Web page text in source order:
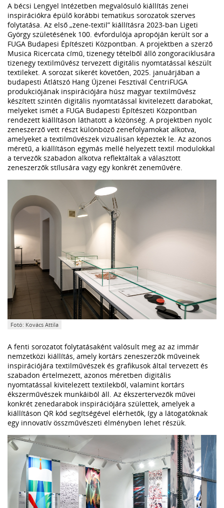
A bécsi Lengyel Intézetben megvalósuló kiállítás zenei
inspirációkra épülő korábbi tematikus sorozatok szerves
folytatása. Az első „zene-textil” kiállításra 2023-ban Ligeti
György születésének 100. évfordulója apropóján került sor a
FUGA Budapesi Építészeti Központban. A projektben a szerző
Musica Ricercata című, tizenegy tételből álló zongoraciklusára
tizenegy textilművész tervezett digitális nyomtatással készült
textileket. A sorozat sikerét követően, 2025. januárjában a
budapesti Átlátszó Hang Újzenei Fesztivál CentriFUGA
produkciójának inspirációjára húsz magyar textilművész
készített szintén digitális nyomtatással kivitelezett darabokat,
melyeket ismét a FUGA Budapesti Építészeti Központban
rendezett kiállításon láthatott a közönség. A projektben nyolc
zeneszerző vett részt különböző zenefolyamokat alkotva,
amelyeket a textilművészek vizuálisan képeztek le. Az azonos
méretű, a kiállításon egymás mellé helyezett textil modulokkal
a tervezők szabadon alkotva reflektáltak a választott
zeneszerzők stílusára vagy egy konkrét zeneművére.
Fotó: Kovács Attila
A fenti sorozatot folytatásaként valósult meg az az immár
nemzetközi kiállítás, amely kortárs zeneszerzők műveinek
inspirációjára textilművészek és grafikusok által tervezett és
szabadon értelmezett, azonos méretben digitális
nyomtatással kivitelezett textilekből, valamint kortárs
ékszerművészek munkáiból áll. Az ékszertervezők művei
konkrét zenedarabok inspirációjára születtek, amelyek a
kiállításon QR kód segítségével elérhetők, így a látogatóknak
egy innovatív összművészeti élményben lehet részük.